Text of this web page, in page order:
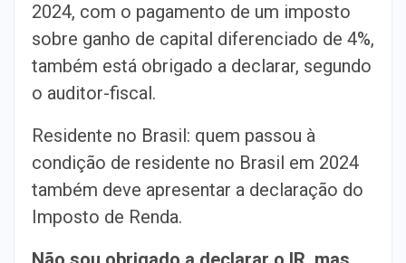
2024, com o pagamento de um imposto
sobre ganho de capital diferenciado de 4%,
também está obrigado a declarar, segundo
o auditor-fiscal.
Residente no Brasil: quem passou à
condição de residente no Brasil em 2024
também deve apresentar a declaração do
Imposto de Renda.